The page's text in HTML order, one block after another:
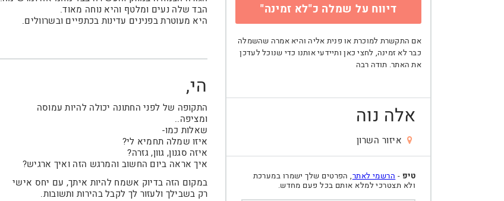
דיווח על שמלה כ"לא זמינה"
אם התקשרת למוכרת או פנית אליה והיא אמרה שהשמלה
כבר לא זמינה, לחצי כאן ותיידעי אותנו כדי שנוכל לעדכן
את האתר. תודה רבה
אלה נוה
איזור השרון
טיפ - הרשמי לאתר, הפרטים שלך ישמרו במערכת
ולא תצטרכי למלא אותם בכל פעם מחדש.
הבד שלה נעים ומלטף והיא נוחה מאוד.
היא מעוטרת בפנינים עדינות בכתפיים ובשרוולים.
הי,
התקופה של לפני החתונה יכולה להיות עמוסה
ומציפה..
שאלות כמו-
איזו שמלה תחמיא לי?
איזה סגנון, גוון, גזרה?
איך אראה ביום החשוב והמרגש הזה ואיך ארגיש?
במקום הזה בדיוק אשמח להיות איתך, עם יחס אישי
רק בשבילך ולעזור לך לקבל בהירות ותשובות.